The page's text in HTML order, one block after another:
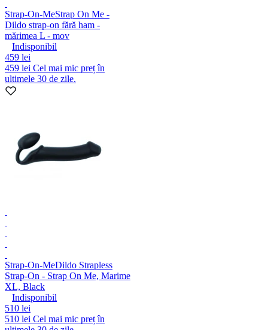
Strap-On-MeStrap On Me -
Dildo strap-on fără ham -
mărimea L - mov
Indisponibil
459 lei
459 lei Cel mai mic preț în
ultimele 30 de zile.
Strap-On-MeDildo Strapless
Strap-On - Strap On Me, Marime
XL, Black
Indisponibil
510 lei
510 lei Cel mai mic preț în